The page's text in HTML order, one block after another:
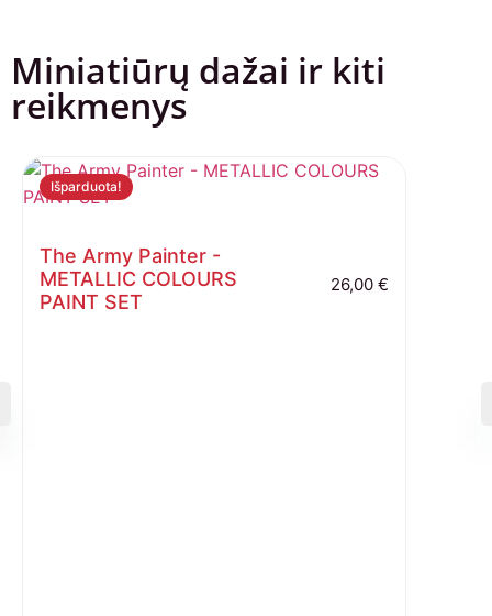
Miniatiūrų dažai ir kiti
reikmenys
Išparduota!
The Army Painter -
METALLIC COLOURS
PAINT SET
26,00 €